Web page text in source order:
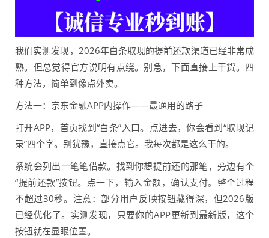
我们实测发现，2026年白条取现的提前还款渠道已经非常成
熟。但总觉得官方说明有点绕。别急，下面直接上干货。四
种方法，简单到像点外卖。
方法一：京东金融APP内操作——最通用的路子
打开APP，首页找到“白条”入口。点进去，你会看到“取现记
录”四个字。别犹豫，直接点它。我每次都是这么干的。
系统会列出一笔笔借款。找到你想提前还的那笔，旁边有个
“提前还款”按钮。点一下，输入金额，确认支付。整个过程
不超过30秒。注意：部分用户反映按钮藏得深，但2026版
已经优化了。实测发现，只要你的APP更新到最新版，这个
按钮就在显眼位置。